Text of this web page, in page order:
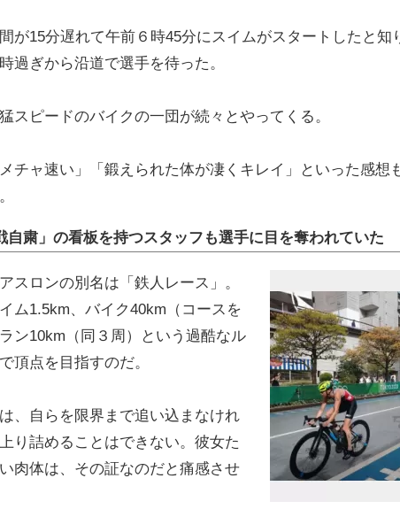
が15分遅れて午前６時45分にスイムがスタートしたと知
過ぎから沿道で選手を待った。
スピードのバイクの一団が続々とやってくる。
メチャ速い」「鍛えられた体が凄くキレイ」といった感想
自粛」の看板を持つスタッフも選手に目を奪われていた
スロンの別名は「鉄人レース」。
ム1.5km、バイク40km（コースを
ン10km（同３周）という過酷なル
頂点を目指すのだ。
、自らを限界まで追い込まなけれ
り詰めることはできない。彼女た
肉体は、その証なのだと痛感させ